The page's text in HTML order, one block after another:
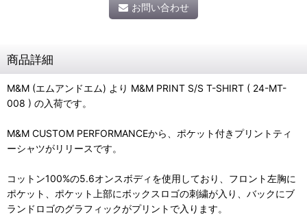
お問い合わせ
商品詳細
M&M (エムアンドエム) より M&M PRINT S/S T-SHIRT ( 24-MT-
008 ) の入荷です。
M&M CUSTOM PERFORMANCEから、ポケット付きプリントティ
ーシャツがリリースです。
コットン100%の5.6オンスボディを使用しており、フロント左胸に
ポケット、ポケット上部にボックスロゴの刺繍が入り、バックにブ
ランドロゴのグラフィックがプリントで入ります。